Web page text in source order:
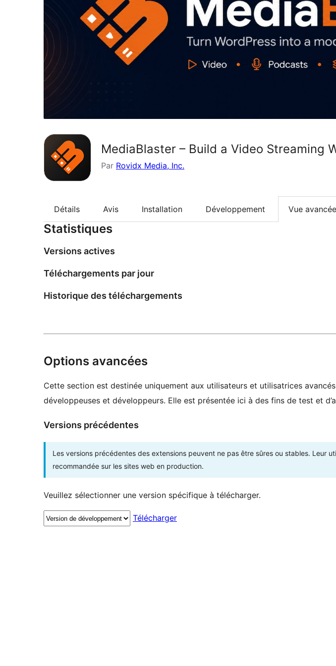
MediaBlaster – Build a Video Streaming
Par Rovidx Media, Inc.
Détails Avis Installation Développement Vue avancée
Statistiques
Versions actives
Téléchargements par jour
Historique des téléchargements
Options avancées
Cette section est destinée uniquement aux utilisateurs et utilisatrices
développeuses et développeurs. Elle est présentée ici à des fins de test et
Versions précédentes
Les versions précédentes des extensions peuvent ne pas être sûres ou stables. Leur
recommandée sur les sites web en production.
Veuillez sélectionner une version spécifique à télécharger.
Télécharger